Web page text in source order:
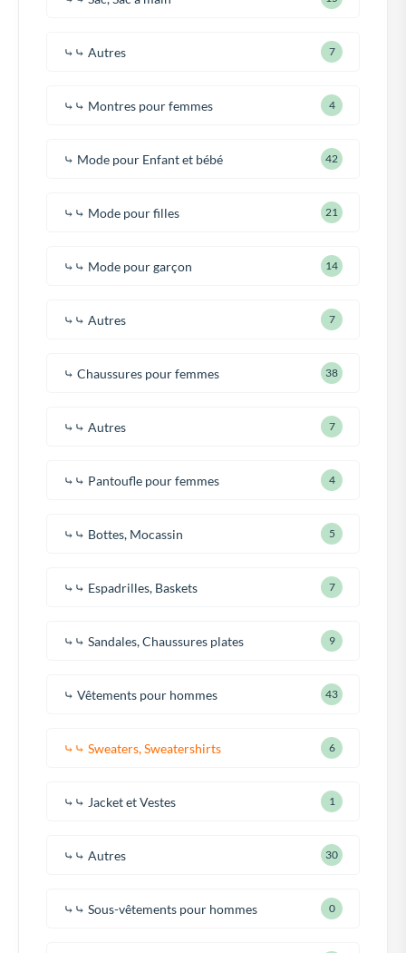
⤷⤷ Autres 7
⤷⤷ Montres pour femmes 4
⤷ Mode pour Enfant et bébé 42
⤷⤷ Mode pour filles 21
⤷⤷ Mode pour garçon 14
⤷⤷ Autres 7
⤷ Chaussures pour femmes 38
⤷⤷ Autres 7
⤷⤷ Pantoufle pour femmes 4
⤷⤷ Bottes, Mocassin 5
⤷⤷ Espadrilles, Baskets 7
⤷⤷ Sandales, Chaussures plates 9
⤷ Vêtements pour hommes 43
⤷⤷ Sweaters, Sweatershirts 6
⤷⤷ Jacket et Vestes 1
⤷⤷ Autres 30
⤷⤷ Sous-vêtements pour hommes 0